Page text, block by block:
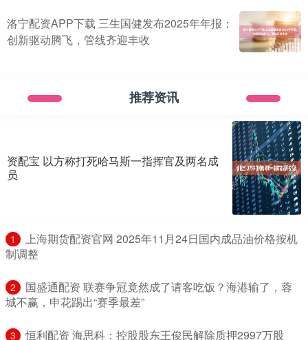
洛宁配资APP下载 三生国健发布2025年年报：
创新驱动腾飞，管线齐迎丰收
推荐资讯
资配宝 以方称打死哈马斯一指挥官及两名成
员
1
​上海期货配资官网 2025年11月24日国内成品油价格按机
制调整
2
​国盛通配资 联赛争冠竟然成了请客吃饭？海港输了，蓉
城不赢，申花踢出“赛季最差”
3 ​恒利配资 海思科：控股股东王俊民解除质押2997万股